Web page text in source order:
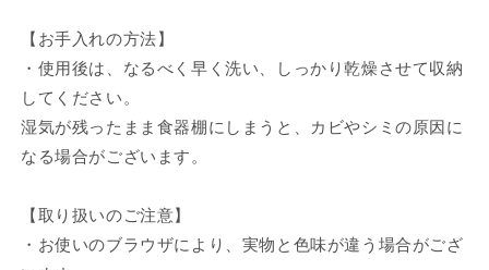
【お手入れの方法】
・使用後は、なるべく早く洗い、しっかり乾燥させて収納
してください。
湿気が残ったまま食器棚にしまうと、カビやシミの原因に
なる場合がございます。
【取り扱いのご注意】
・お使いのブラウザにより、実物と色味が違う場合がござ